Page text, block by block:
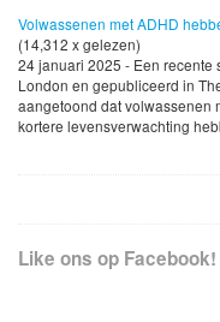
Volwassenen met ADHD
(14,312 x gelezen)
24 januari 2025 - Een
London en gepubliceerd in
aangetoond dat volwassenen
kortere levensverwachting
Like ons op Facebook!